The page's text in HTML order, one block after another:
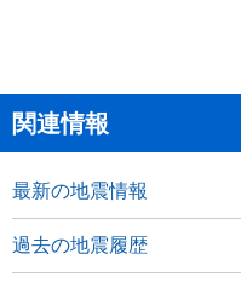
関連情報
最新の地震情報
過去の地震履歴